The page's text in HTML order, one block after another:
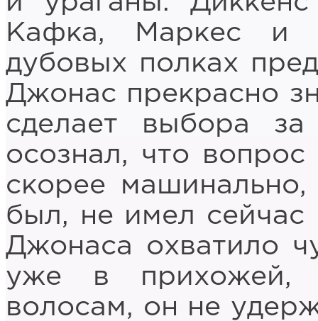
Кафка, Маркес и
дубовых полках
Джонас прекрасно
сделает выбора
осознал, что вопрос
скорее
был, не имел сейчас
Джонаса охватило
уже в прихожей,
волосам, он не